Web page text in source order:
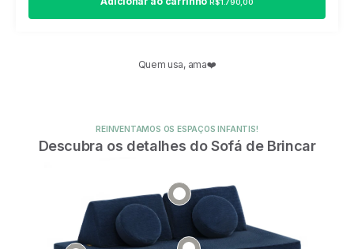
R$ 1.790,00
Quem usa, ama❤️
REINVENTAMOS OS ESPAÇOS INFANTIS!
Descubra os detalhes do Sofá de Brincar